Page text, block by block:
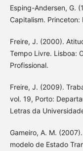
Esping-Andersen, G.
Capitalism. Princeton:
Freire, J. (2000).
Tempo Livre. Lisboa:
Profissional.
Freire, J. (2009).
vol. 19, Porto:
Letras da
Gameiro, A. M.
modelo de Estado